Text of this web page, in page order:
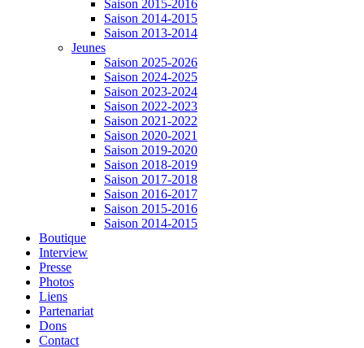
Saison 2015-2016
Saison 2014-2015
Saison 2013-2014
Jeunes
Saison 2025-2026
Saison 2024-2025
Saison 2023-2024
Saison 2022-2023
Saison 2021-2022
Saison 2020-2021
Saison 2019-2020
Saison 2018-2019
Saison 2017-2018
Saison 2016-2017
Saison 2015-2016
Saison 2014-2015
Boutique
Interview
Presse
Photos
Liens
Partenariat
Dons
Contact